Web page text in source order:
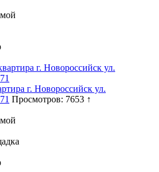
г. Новороссийск ул.
Просмотров: 7653 ↑